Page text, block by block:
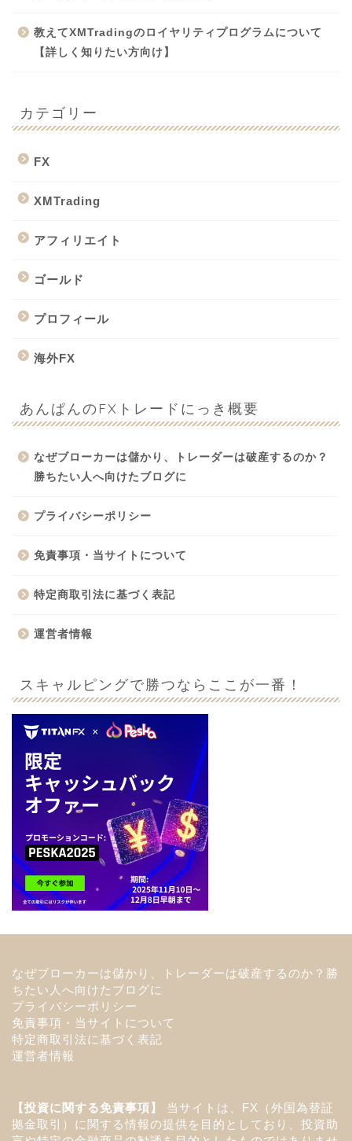
教えてXMTradingのロイヤリティプログラムについて
【詳しく知りたい方向け】
カテゴリー
FX
XMTrading
アフィリエイト
ゴールド
プロフィール
海外FX
あんぱんのFXトレードにっき概要
なぜブローカーは儲かり、トレーダーは破産するのか？
勝ちたい人へ向けたブログに
プライバシーポリシー
免責事項・当サイトについて
特定商取引法に基づく表記
運営者情報
スキャルピングで勝つならここが一番！
なぜブローカーは儲かり、トレーダーは破産するのか？勝
ちたい人へ向けたブログに
プライバシーポリシー
免責事項・当サイトについて
特定商取引法に基づく表記
運営者情報
【投資に関する免責事項】
当サイトは、FX（外国為替証
拠金取引）に関する情報の提供を目的としており、投資助